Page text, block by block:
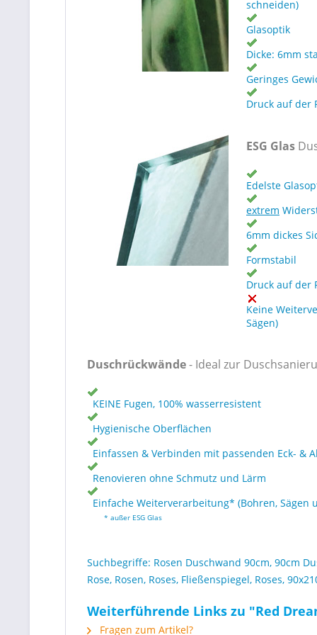
schneiden)
Glasoptik
Dicke: 6mm
Geringes
Druck auf der
ESG Glas
Edelste
extrem
6mm dickes
Formstabil
Druck auf der
Keine
Sägen)
Duschrückwände- Ideal zur
KEINE Fugen, 100% wasserresistent
Hygienische Oberflächen
Einfassen & Verbinden mit passenden Eck- &
Renovieren ohne Schmutz und Lärm
Einfache Weiterverarbeitung* (Bohren, Sägen
* außer ESG Glas
Suchbegriffe: Rosen Duschwand 90cm, 90cm
Rose, Rosen, Roses, Fließenspiegel, Roses,
Weiterführende Links zu "Red
Fragen zum Artikel?